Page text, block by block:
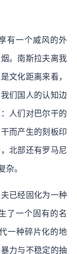
有一个威风的外
。南斯拉夫离我
文化距离来看，
们国人的认知边
人们对巴尔干的
而产生的刻板印
北部还有罗马尼
杂。
已经固化为一种
了一个固有的名
一种碎片化的地
力与不稳定的抽